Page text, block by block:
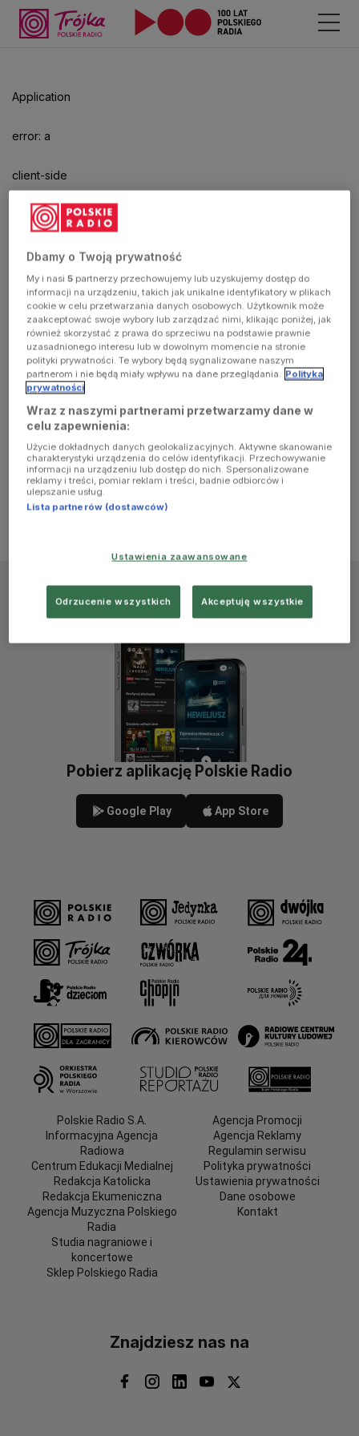
Application
error: a
client-side
exception
has
occurred
(see the
browser
console for
more
information)
Pobierz aplikację Polskie Radio
Google Play App Store
Polskie Radio S.A.
Informacyjna Agencja
Radiowa
Centrum Edukacji Medialnej
Redakcja Katolicka
Redakcja Ekumeniczna
Agencja Muzyczna Polskiego
Radia
Studia nagraniowe i
koncertowe
Sklep Polskiego Radia
Agencja Promocji
Agencja Reklamy
Regulamin serwisu
Polityka prywatności
Ustawienia prywatności
Dane osobowe
Kontakt
Znajdziesz nas na
Dbamy o Twoją prywatność
My i nasi5 partnerzy przechowujemy lub uzyskujemy dostęp do
informacji na urządzeniu, takich jak unikalne identyfikatory w plikach
cookie w celu przetwarzania danych osobowych. Użytkownik może
zaakceptować swoje wybory lub zarządzać nimi, klikając poniżej, jak
również skorzystać z prawa do sprzeciwu na podstawie prawnie
uzasadnionego interesu lub w dowolnym momencie na stronie
polityki prywatności. Te wybory będą sygnalizowane naszym
partnerom i nie będą miały wpływu na dane przeglądania. Polityka
prywatności
Wraz z naszymi partnerami przetwarzamy dane w
celu zapewnienia:
Użycie dokładnych danych geolokalizacyjnych. Aktywne skanowanie
charakterystyki urządzenia do celów identyfikacji. Przechowywanie
informacji na urządzeniu lub dostęp do nich. Spersonalizowane
reklamy i treści, pomiar reklam i treści, badnie odbiorców i
ulepszanie usług.
Lista partnerów (dostawców)
Ustawienia zaawansowane
Odrzucenie wszystkich Akceptuję wszystkie